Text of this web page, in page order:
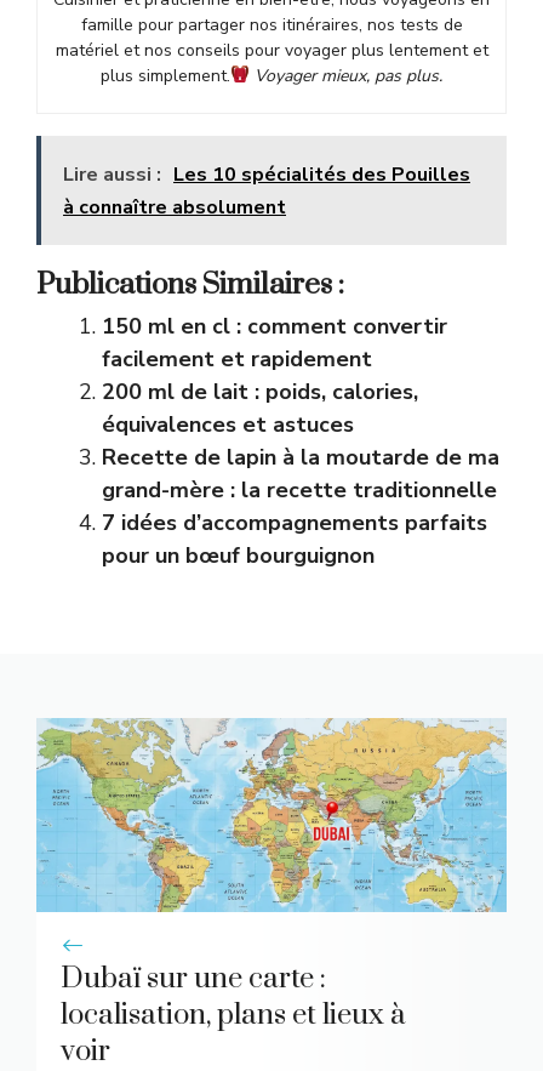
famille pour partager nos itinéraires, nos tests de
matériel et nos conseils pour voyager plus lentement et
plus simplement.
Voyager mieux, pas plus.
Lire aussi : Les 10 spécialités des Pouilles
à connaître absolument
Publications Similaires :
150 ml en cl : comment convertir
facilement et rapidement
200 ml de lait : poids, calories,
équivalences et astuces
Recette de lapin à la moutarde de ma
grand-mère : la recette traditionnelle
7 idées d’accompagnements parfaits
pour un bœuf bourguignon
Dubaï sur une carte :
localisation, plans et lieux à
voir